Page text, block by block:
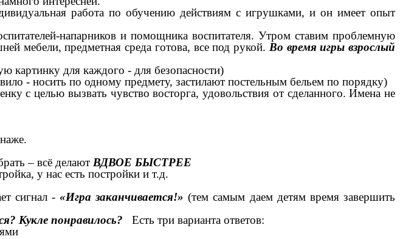
работа по обучению действиям с игрушками, и он имеет опыт
напарников и помощника воспитателя. Утром ставим проблемную
мебели, предметная среда готова, все под рукой. Во время игры взрослый
картинку для каждого - для безопасности)
- носить по одному предмету, застилают постельным бельем по порядку)
с целью вызвать чувство восторга, удовольствия от сделанного. Имена не
– всё делают ВДВОЕ БЫСТРЕЕ
у нас есть постройки и т.д.
сигнал -«Игра заканчивается!» (тем самым даем детям время завершить
Кукле понравилось? Есть три варианта ответов: